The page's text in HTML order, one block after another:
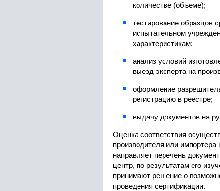
количестве (объеме);
тестирование образцов
испытательном
характеристикам;
анализ условий
выезд эксперта на
оформление
регистрацию в реестре;
выдачу документов на
Оценка соответствия
производителя или импортера
направляет перечень
центр, по результатам его
принимают решение о
проведения сертификации.